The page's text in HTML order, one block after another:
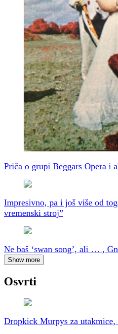
Priča o grupi Beggars Opera i
Impresivno, pa i još više od
vremenski stroj”
Ne baš ‘swan song’, ali … ,
Show more
Osvrti
Dropkick Murpys za utakmice,